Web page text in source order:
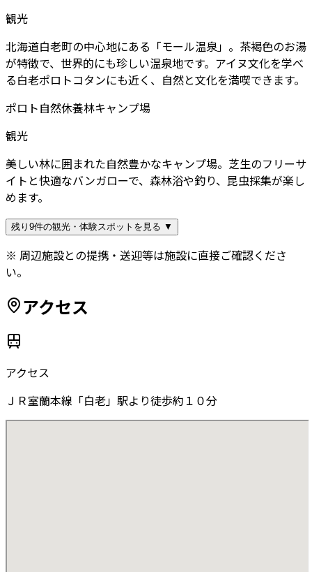
観光
北海道白老町の中心地にある「モール温泉」。茶褐色のお湯
が特徴で、世界的にも珍しい温泉地です。アイヌ文化を学べ
る白老ポロトコタンにも近く、自然と文化を満喫できます。
ポロト自然休養林キャンプ場
観光
美しい林に囲まれた自然豊かなキャンプ場。芝生のフリーサ
イトと快適なバンガローで、森林浴や釣り、昆虫採集が楽し
めます。
残り9件の観光・体験スポットを見る ▼
※ 周辺施設との提携・送迎等は施設に直接ご確認くださ
い。
アクセス
アクセス
ＪＲ室蘭本線「白老」駅より徒歩約１０分